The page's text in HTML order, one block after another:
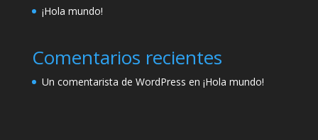
¡Hola mundo!
Comentarios recientes
Un comentarista de WordPress en ¡Hola mundo!